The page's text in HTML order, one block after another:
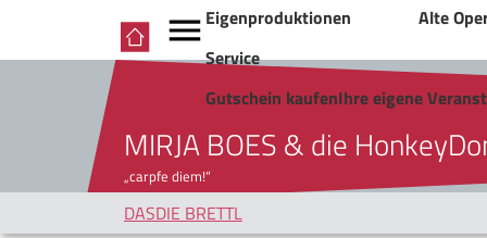
Eigenproduktionen Alte
Service
Gutschein kaufenIhre eigene
MIRJA BOES & die
„carpfe diem!“
DASDIE BRETTL